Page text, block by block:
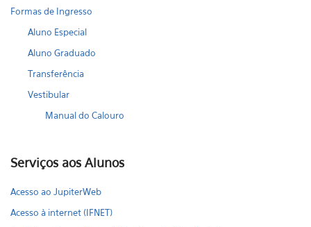
Formas de Ingresso
Aluno Especial
Aluno Graduado
Transferência
Vestibular
Manual do Calouro
Serviços aos Alunos
Acesso ao JupiterWeb
Acesso à internet (IFNET)